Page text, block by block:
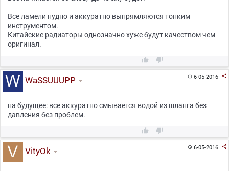
Все ламели нудно и аккуратно выпрямляются тонким
инструментом.
Китайские радиаторы однозначно хуже будут качеством чем
оригинал.
 
6-05-2016 
WaSSUUUPP
на будущее: все аккуратно смывается водой из шланга без
давления без проблем.
 
6-05-2016 
VityOk